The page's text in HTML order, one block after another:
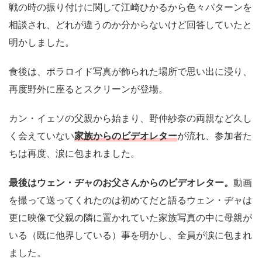
戦の時の振り付けに関して江崎ひかるから色々パターンを
相談され、どれが違うのか分からないけど回答していたと
明かしました。
食後は、ポラロイド写真が飾られた場所で思い出に浸り、
再度野外に座るとスクリーンが登場。
カン・イェソの父親から始まり、野仲紗奈の両親など久し
く会えていない家族からのビデオレターが流れ、参加者た
ちは再度、涙に包まれました。
最後はウェン・ヂャのお父さんからのビデオレター。 動画
を撮って送ってくれたのは初めてだと語るウェン・ヂャは
更に映像で父親の隣に置かれていた家族写真の中に母親が
いる（既に他界している）事を明かし、全員が涙に包まれ
ました。